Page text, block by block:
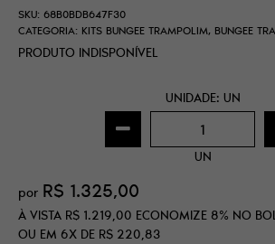
SKU: 68B0BDB647F30
CATEGORIA: KITS BUNGEE TRAMPOLIM, BUNGEE
PRODUTO INDISPONÍVEL
UNIDADE: UN
UN
por R$ 1.325,00
À VISTA R$ 1.219,00 ECONOMIZE 8% NO
OU EM 6X DE R$ 220,83